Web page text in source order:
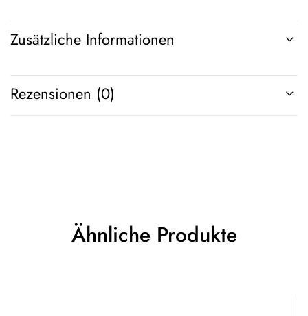
Zusätzliche Informationen
Rezensionen (0)
Ähnliche Produkte